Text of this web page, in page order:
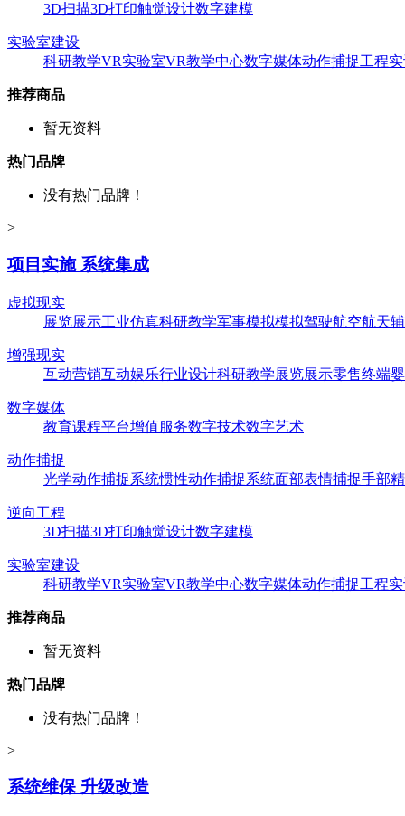
3D扫描3D打印触觉设计数字建模
实验室建设
科研教学VR实验室VR教学中心数字媒体动作捕捉工程
推荐商品
暂无资料
热门品牌
没有热门品牌！
>
项目实施 系统集成
虚拟现实
展览展示工业仿真科研教学军事模拟模拟驾驶航空航天
增强现实
互动营销互动娱乐行业设计科研教学展览展示零售终端
数字媒体
教育课程平台增值服务数字技术数字艺术
动作捕捉
光学动作捕捉系统惯性动作捕捉系统面部表情捕捉手部
逆向工程
3D扫描3D打印触觉设计数字建模
实验室建设
科研教学VR实验室VR教学中心数字媒体动作捕捉工程
推荐商品
暂无资料
热门品牌
没有热门品牌！
>
系统维保 升级改造